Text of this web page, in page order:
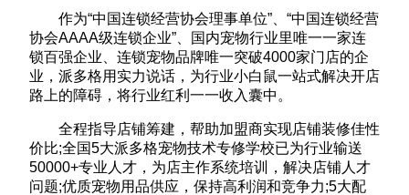
作为“中国连锁经营协会理事单位”、“中国连锁经营
协会AAAA级连锁企业”、国内宠物行业里唯一一家连
锁百强企业、连锁宠物品牌唯一突破4000家门店的企
业，派多格用实力说话，为行业小白鼠一站式解决开店
路上的障碍，将行业红利一一收入囊中。
全程指导店铺筹建，帮助加盟商实现店铺装修佳性
价比;全国5大派多格宠物技术专修学校已为行业输送
50000+专业人才，为店主作系统培训，解决店铺人才
问题;优质宠物用品供应，保持高利润和竞争力;5大配